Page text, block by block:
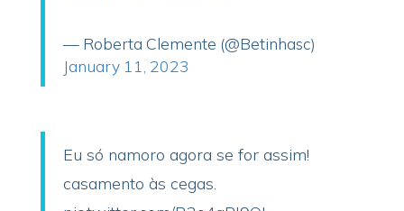
— Roberta Clemente (@Betinhasc)
January 11, 2023
Eu só namoro agora se for assim!
casamento às cegas.